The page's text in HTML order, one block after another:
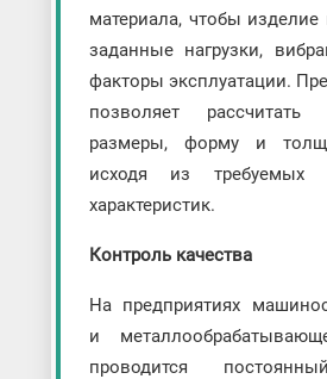
материала, чтобы
заданные нагрузки,
факторы эксплуатации.
позволяет рассчитать
размеры, форму и
исходя из требуемых
характеристик.
Контроль качества
На предприятиях
и
проводится